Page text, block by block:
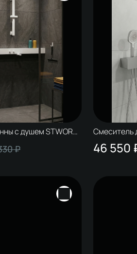
с душем STWORKI
матовый белый,
изливом
₽
Смеситель
STUDIO
46 550